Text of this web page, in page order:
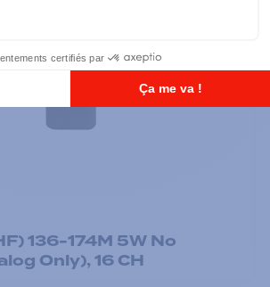
136-174M 5W No
Only), 16 CH